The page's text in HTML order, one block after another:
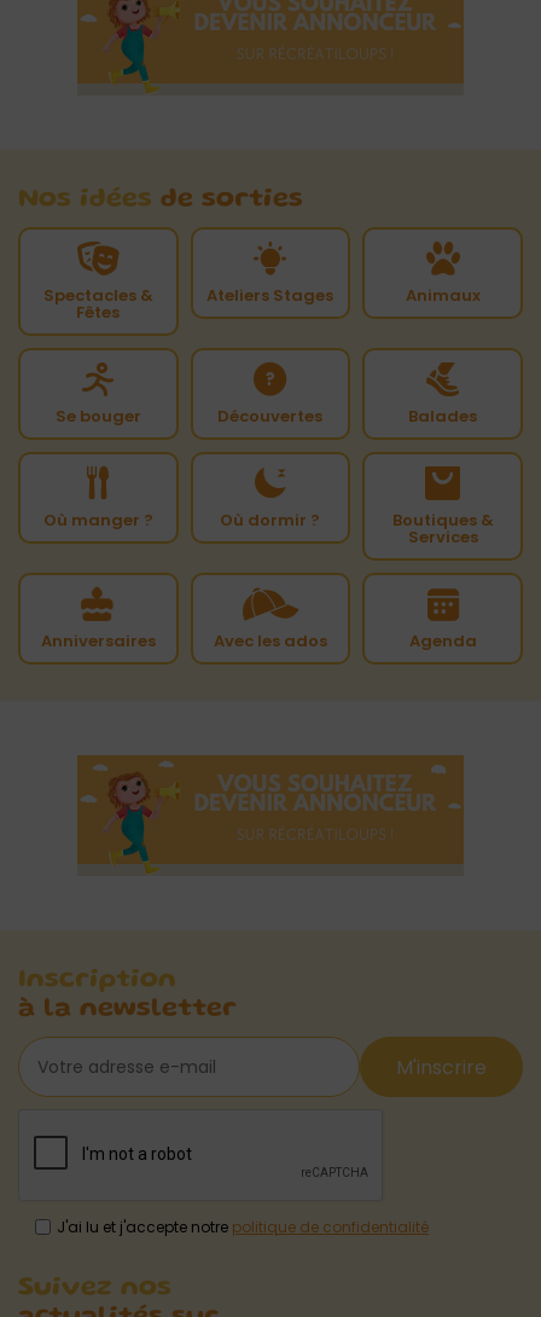
Nos idées de sorties
Spectacles &
Fêtes
Ateliers Stages Animaux
Se bouger Découvertes Balades
Où manger ? Où dormir ? Boutiques &
Services
Anniversaires Avec les ados Agenda
Inscription
à la newsletter
M'inscrire
J'ai lu et j'accepte notre politique de confidentialité
Suivez nos